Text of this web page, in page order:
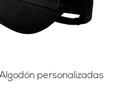
personalizadas